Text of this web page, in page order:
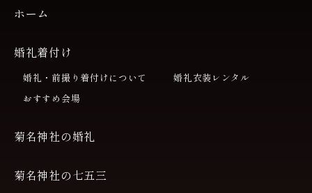
ホーム
婚礼着付け
婚礼・前撮り着付けについて
婚礼衣装レンタル
おすすめ会場
菊名神社の婚礼
菊名神社の七五三